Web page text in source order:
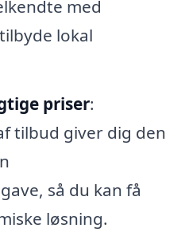
med
lokal
priser:
tilbud giver dig den
så du kan få
løsning.